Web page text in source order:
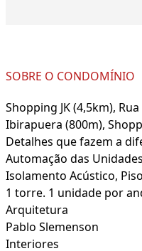
SOBRE O CONDOMÍNIO
Shopping JK (4,5km),
Ibirapuera (800m),
Detalhes que fazem a
Automação das
Isolamento Acústico,
1 torre. 1 unidade por
Arquitetura
Pablo Slemenson
Interiores